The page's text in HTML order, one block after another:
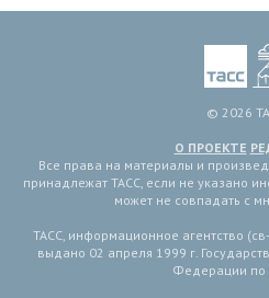
© 2026
О ПРОЕКТЕ
Все права на материалы и
принадлежат ТАСС, если не указано
может не совпадать с
ТАСС, информационное агентство
выдано 02 апреля 1999 г.
Федерации по